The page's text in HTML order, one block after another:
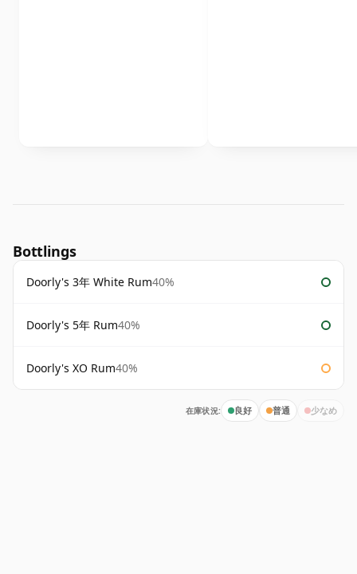
Bottlings
Doorly's 3年 White Rum40%
Doorly's 5年 Rum40%
Doorly's XO Rum40%
在庫状況: 良好 普通 少なめ